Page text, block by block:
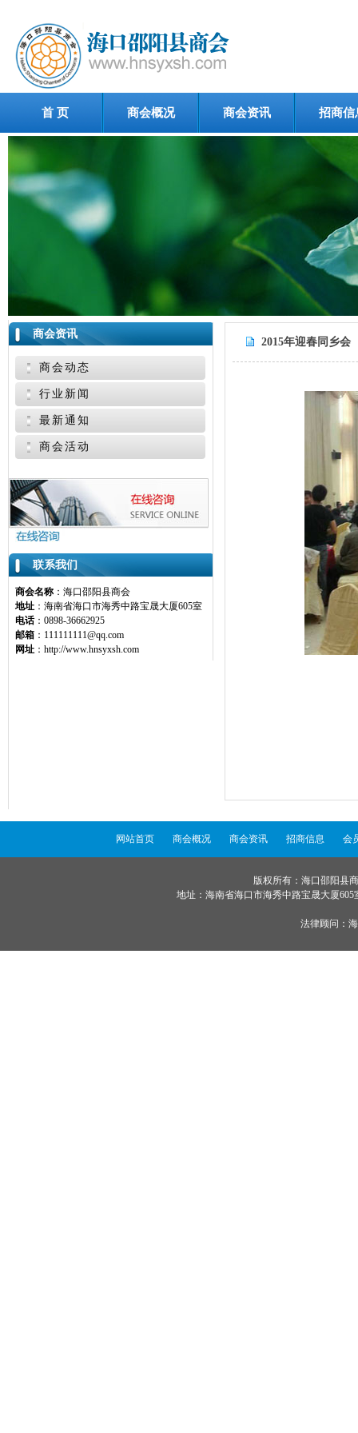
首 页 商会概况 商会资讯 招商信
2015年迎春同乡会
商会资讯
商会动态
行业新闻
最新通知
商会活动
联系我们
商会名称 ：海口邵阳县商会
地址 ：海南省海口市海秀中路宝晟大厦605室
电话：0898-36662925
邮箱 ：111111111@qq.com
网址 ：http://www.hnsyxsh.com
网站首页 商会概况 商会资讯 招商信息 会
版权所有：海口邵阳
地址：海南省海口市海秀中路宝晟大厦
法律顾问：